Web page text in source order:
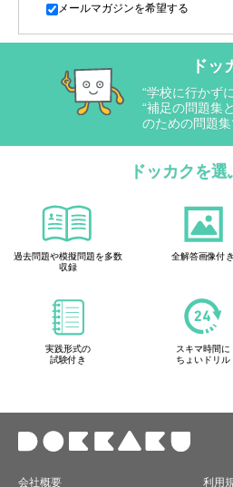
メールマガジンを希望する
ドッ
“学校に行かず
“補足の問題集
のための問題集
ドッカクを選
過去問題や模擬問題を多数
収録
全解答画像付き
実践形式の
試験付き
スキマ時間に
ちょいドリル
会社概要 利用